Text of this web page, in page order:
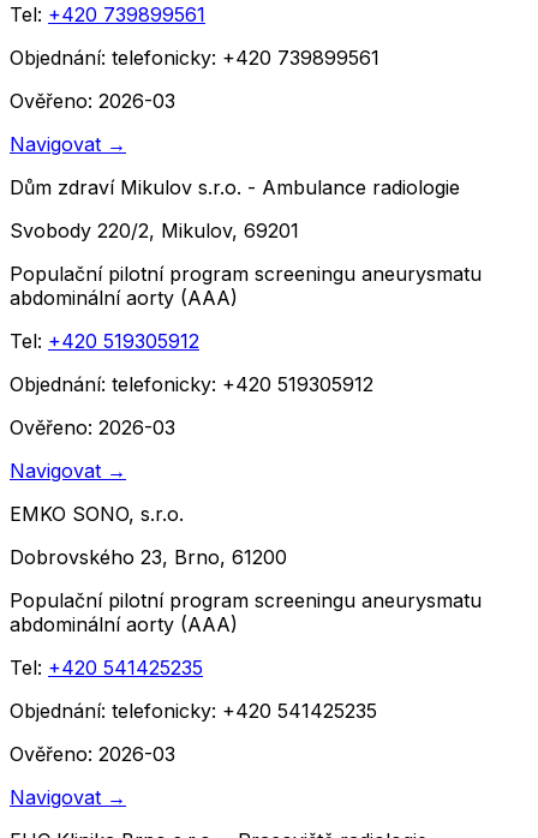
Tel: +420 739899561
Objednání: telefonicky: +420 739899561
Ověřeno: 2026-03
Navigovat →
Dům zdraví Mikulov s.r.o. - Ambulance radiologie
Svobody 220/2, Mikulov, 69201
Populační pilotní program screeningu aneurysmatu
abdominální aorty (AAA)
Tel: +420 519305912
Objednání: telefonicky: +420 519305912
Ověřeno: 2026-03
Navigovat →
EMKO SONO, s.r.o.
Dobrovského 23, Brno, 61200
Populační pilotní program screeningu aneurysmatu
abdominální aorty (AAA)
Tel: +420 541425235
Objednání: telefonicky: +420 541425235
Ověřeno: 2026-03
Navigovat →